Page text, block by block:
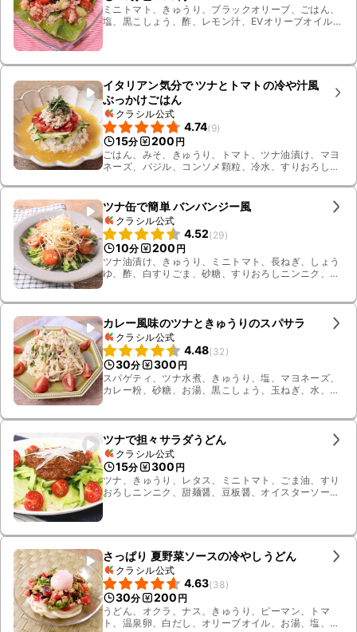
ミニトマト、きゅうり、ブラックオリーブ、ごはん、
塩、黒こしょう、酢、レモン汁、EVオリーブオイル、
イタリアン気分で ツナとトマトの冷や汁風
ぶっかけごはん
クラシル公式
4.74(9)
15分 200 円
ごはん、みそ、きゅうり、トマト、ツナ油漬け、マヨ
ネーズ、バジル、コンソメ顆粒、冷水、すりおろしニ
ツナ缶で簡単 バンバンジー風
クラシル公式
4.52(29)
10分 200 円
ツナ油漬け、きゅうり、ミニトマト、長ねぎ、しょう
ゆ、酢、白すりごま、砂糖、すりおろしニンニク、
カレー風味のツナときゅうりのスパサラ
クラシル公式
4.48(32 )
30分 300 円
スパゲティ、ツナ水煮、きゅうり、塩、マヨネーズ、
カレー粉、砂糖、お湯、黒こしょう、玉ねぎ、水、ミ
ツナで担々サラダうどん
クラシル公式
15分 300 円
ツナ、きゅうり、レタス、ミニトマト、ごま油、すり
おろしニンニク、甜麺醤、豆板醤、オイスターソー
さっぱり 夏野菜ソースの冷やしうどん
クラシル公式
4.63(38)
30分 200 円
うどん、オクラ、ナス、きゅうり、ピーマン、トマ
ト、温泉卵、白だし、オリーブオイル、お湯、塩、ツ